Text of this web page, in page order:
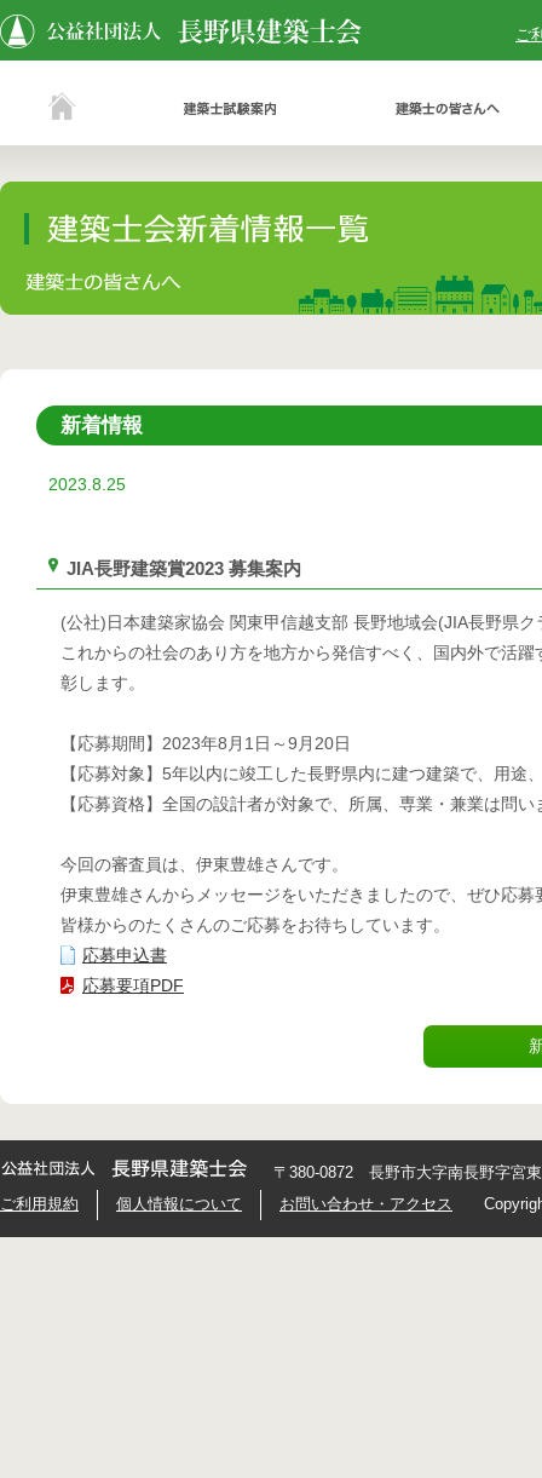
ご
新着情報
2023.8.25
JIA長野建築賞2023 募集案内
(公社)日本建築家協会 関東甲信越支部 長野地域会(JIA長野県
これからの社会のあり方を地方から発信すべく、国内外で活
彰します。
【応募期間】2023年8月1日～9月20日
【応募対象】5年以内に竣工した長野県内に建つ建築で、用途
【応募資格】全国の設計者が対象で、所属、専業・兼業は問い
今回の審査員は、伊東豊雄さんです。
伊東豊雄さんからメッセージをいただきましたので、ぜひ応募
皆様からのたくさんのご応募をお待ちしています。
応募申込書
応募要項PDF
〒380-0872 長野市大字南長野字宮
ご利用規約
個人情報について お問い合わせ・アクセス